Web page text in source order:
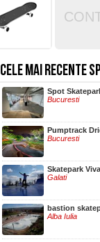
CELE MAI RECENTE
Hala Centrala
Iasi
Spot
Bucuresti
Pumptrack
Bucuresti
Skatepark Viva
Galati
bastion
Alba Iulia